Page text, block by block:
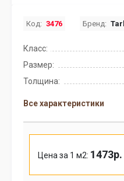
Код: 3476 Бренд:
Класс:
Размер:
Толщина:
Все характеристики
Цена за 1 м2: 1473р.